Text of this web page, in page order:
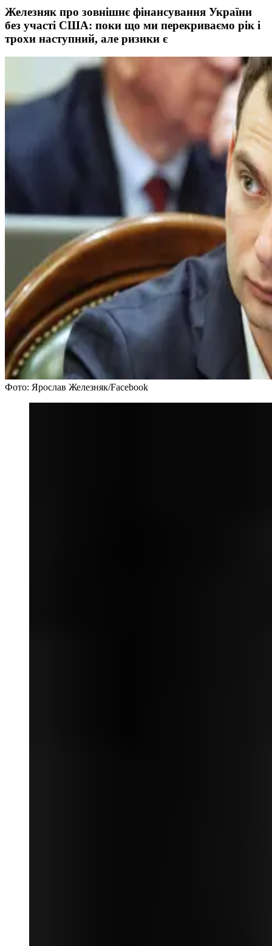
Железняк про зовнішнє фінансування України
без участі США: поки що ми перекриваємо рік і
трохи наступний, але ризики є
Фото: Ярослав Железняк/Facebook